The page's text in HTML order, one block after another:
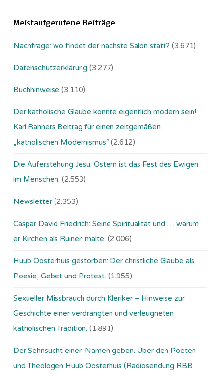
Meistaufgerufene Beiträge
Nachfrage: wo findet der nächste Salon statt? (3.671)
Datenschutzerklärung (3.277)
Buchhinweise (3.110)
Der katholische Glaube könnte eigentlich modern sein!
Karl Rahners Beitrag für einen zeitgemäßen
„katholischen Modernismus“ (2.612)
Die Auferstehung Jesu: Ostern ist das Fest des Ewigen
im Menschen. (2.553)
Newsletter (2.353)
Caspar David Friedrich: Seine Spiritualität und … warum
er Kirchen als Ruinen malte. (2.006)
Huub Oosterhuis gestorben: Der christliche Glaube als
Poesie, Gebet und Protest. (1.955)
Sexueller Missbrauch durch Kleriker – Hinweise zur
Geschichte einer verdrängten und verleugneten
katholischen Tradition. (1.891)
Der Sehnsucht einen Namen geben. Über den Poeten
und Theologen Huub Oosterhuis (Ra­dio­sen­dung RBB